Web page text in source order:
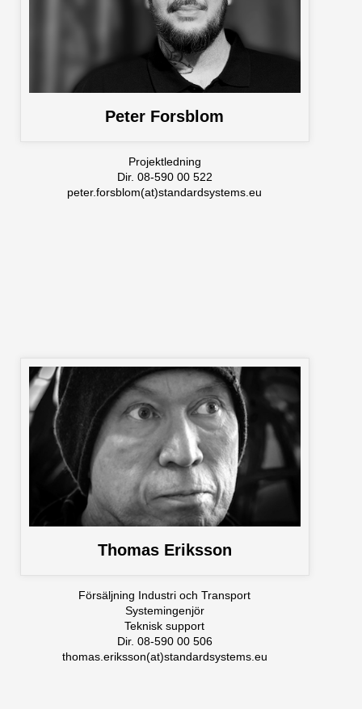
Peter Forsblom
Projektledning
Dir. 08-590 00 522
peter.forsblom(at)standardsystems.eu
Thomas Eriksson
Försäljning Industri och Transport
Systemingenjör
Teknisk support
Dir. 08-590 00 506
thomas.eriksson(at)standardsystems.eu